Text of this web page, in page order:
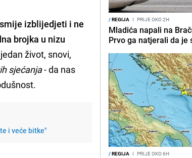
izblijedjeti i ne
brojka u nizu
život, snovi,
sjećanja- da nas
i veće bitke"
/REGIJA I PRIJE OKO 2H
Mladića napali na
Prvo ga natjerali da je
/REGIJA I PRIJE OKO 6H